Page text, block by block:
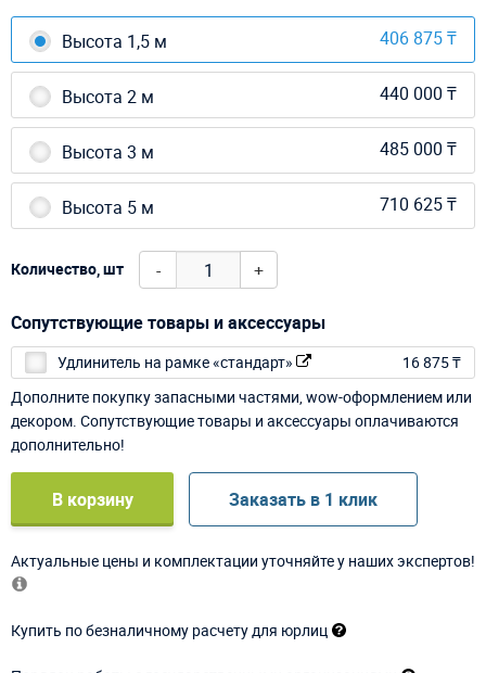
Высота 1,5 м 406 875 ₸
Высота 2 м 440 000 ₸
Высота 3 м 485 000 ₸
Высота 5 м 710 625 ₸
Количество, шт - +
Сопутствующие товары и аксессуары
Удлинитель на рамке «стандарт»
16 875 ₸
Дополните покупку запасными частями, wow-оформлением или
декором. Сопутствующие товары и аксессуары оплачиваются
дополнительно!
В корзину Заказать в 1 клик
Актуальные цены и комплектации уточняйте у наших экспертов!
Купить по безналичному расчету для юрлиц